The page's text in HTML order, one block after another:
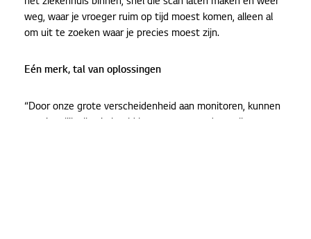
weg, waar je vroeger ruim op tijd moest komen, alleen al
om uit te zoeken waar je precies moest zijn.
Eén merk, tal van oplossingen
“Door onze grote verscheidenheid aan monitoren, kunnen